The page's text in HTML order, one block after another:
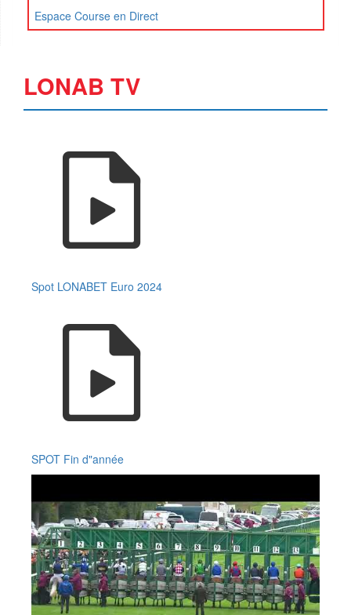
Espace Course en Direct
LONAB TV
Spot LONABET Euro 2024
SPOT Fin d"année